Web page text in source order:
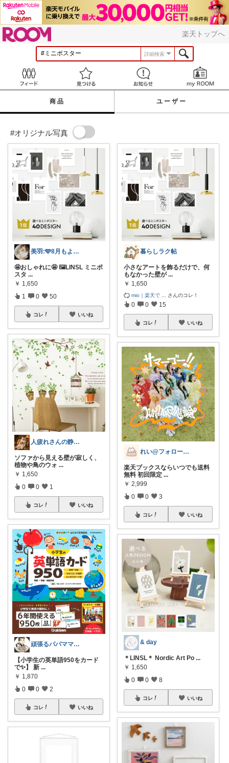
楽天トップへ
詳細検索
見つける お知らせ
商品 ユーザー
#オリジナル写真
美羽:🩵8月もよろしくです🩵
🤩おしゃれに🤩 🖼️LINSL ミニポ
スタ ...
￥ 1,650
1 0 50
コレ いいね
人疲れさんの静かな部屋づくり
ソファから見える壁が寂しく、
植物や鳥のウォ ...
￥ 1,650
0 0 1
コレ いいね
頑張るパパママ応援隊@育児・子供用品紹介
【小学生の英単語950をカード
で✨】 新 ...
￥ 1,870
0 0 2
コレ いいね
暮らしラク帖
小さなアートを飾るだけで、何
もなかった壁が ...
￥ 1,650
mio｜楽天で さんのコレ！
0 0 15
コレ いいね
れい@フォロー＆経由購入感謝です♪
楽天ブックスならいつでも送料
無料 初回限定 ...
￥ 2,999
0 0 3
コレ いいね
& day
＊LINSL＊ Nordic Art Po ...
￥ 1,650
0 0 8
コレ いいね